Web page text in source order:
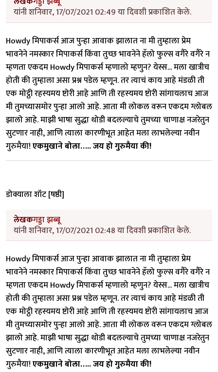
यांनी शनिवार, 17/07/2021 02:49 या दिवशी प्रकाशित केले.
Howdy मिपाकर्स आज पुन्हा आवाक झालात ना मी तुम्हाला प्रेम
भावनेने नमस्कार मिपाकर्स किंवा तुच्छ भावनेने हॅलो फुल्स वगैरे वगैरे न
म्हणता एकदम Howdy मिपाकर्स म्हणालो म्हणुन? येस्स... मला खात्रीच
होती की तुम्हाला असा प्रश्न पडेल म्हणून. तर त्याचं काय आहे मंडळी ती
एक मोट्ठी रहस्यमय ष्टोरी आहे आणि ती रहस्यमय ष्टोरी सांगायलाच आज
मी तुमच्यासमोर पुन्हा आलो आहे. आता मी लोकल वरून एकदम ग्लोबल
झालो आहे. माझी भाषा सुद्धा थोडी बदलल्याचे तुमच्या चाणाक्ष नजरेतुन
सुटणार नाही, आणि त्याला कारणीभूत आहेत मला लाभलेल्या नवीन
गुरुमैया!एकमुखाने बोला….. जय हो गुरुमैया की!
डोक्याला शॉट [षष्ठी]
लेखकगड्डा झब्बू
यांनी शनिवार, 17/07/2021 02:48 या दिवशी प्रकाशित केले.
Howdy मिपाकर्स आज पुन्हा आवाक झालात ना मी तुम्हाला प्रेम
भावनेने नमस्कार मिपाकर्स किंवा तुच्छ भावनेने हॅलो फुल्स वगैरे वगैरे न
म्हणता एकदम Howdy मिपाकर्स म्हणालो म्हणुन? येस्स... मला खात्रीच
होती की तुम्हाला असा प्रश्न पडेल म्हणून. तर त्याचं काय आहे मंडळी ती
एक मोट्ठी रहस्यमय ष्टोरी आहे आणि ती रहस्यमय ष्टोरी सांगायलाच आज
मी तुमच्यासमोर पुन्हा आलो आहे. आता मी लोकल वरून एकदम ग्लोबल
झालो आहे. माझी भाषा सुद्धा थोडी बदलल्याचे तुमच्या चाणाक्ष नजरेतुन
सुटणार नाही, आणि त्याला कारणीभूत आहेत मला लाभलेल्या नवीन
गुरुमैया!एकमुखाने बोला….. जय हो गुरुमैया की!